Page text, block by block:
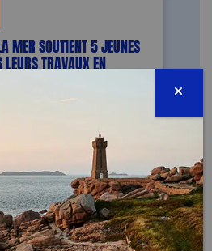
MER SOUTIENT 5 JEUNES
TRAVAUX EN
bourse de soutien à
et doctorants pour
de leur projet
encourager dans leurs